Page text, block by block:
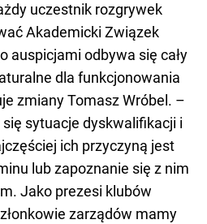
uczestnik rozgrywek
Akademicki Związek
auspicjami odbywa się cały
dla funkcjonowania
zmiany Tomasz Wróbel. –
sytuacje dyskwalifikacji i
ich przyczyną jest
lub zapoznanie się z nim
Jako prezesi klubów
zarządów mamy